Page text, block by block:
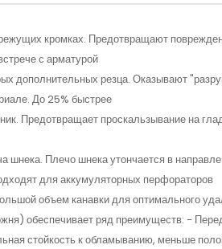
кромках. Предотвращают
с арматурой
дополнительных резца. Оказывают
До 25% быстрее
Предотвращает проскальзывание на
шнека. Плечо шнека утончается в
для аккумуляторных перфораторов
объем канавки для оптимального
обеспечивает ряд преимуществ: -
стойкость к обламыванию, меньше